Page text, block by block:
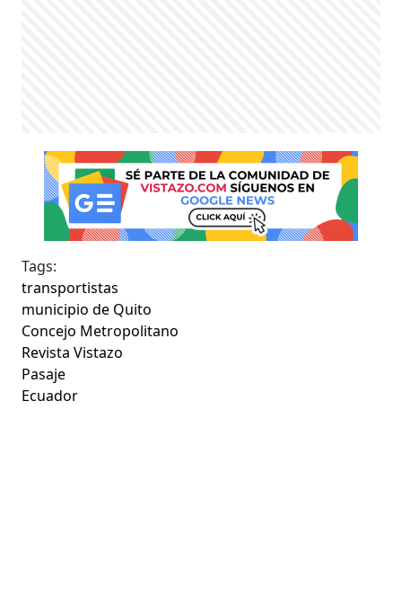
Tags:
transportistas
municipio de Quito
Concejo Metropolitano
Revista Vistazo
Pasaje
Ecuador